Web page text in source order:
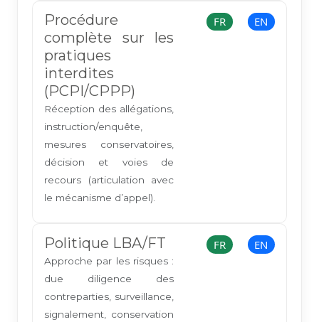
Procédure
complète sur les
pratiques
interdites
(PCPI/CPPP)
Réception des allégations,
instruction/enquête,
mesures conservatoires,
décision et voies de
recours (articulation avec
le mécanisme d’appel).
FR EN
Politique LBA/FT
Approche par les risques :
due diligence des
contreparties, surveillance,
signalement, conservation
FR EN